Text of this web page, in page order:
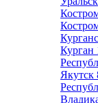
Курган
Якутск